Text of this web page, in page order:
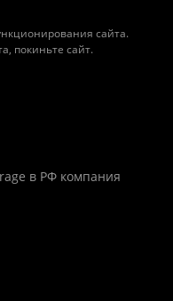
сайта.
покиньте сайт.
в РФ компания